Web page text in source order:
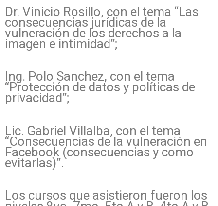
Dr. Vinicio Rosillo, con el tema “Las
consecuencias jurídicas de la
vulneración de los derechos a la
imagen e intimidad”;
Ing. Polo Sanchez, con el tema
“Protección de datos y políticas de
privacidad”;
Lic. Gabriel Villalba, con el tema
“Consecuencias de la vulneración en
Facebook (consecuencias y como
evitarlas)”.
Los cursos que asistieron fueron los